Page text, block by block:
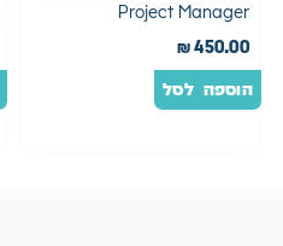
Project Manager
₪450.00
הוספה לסל